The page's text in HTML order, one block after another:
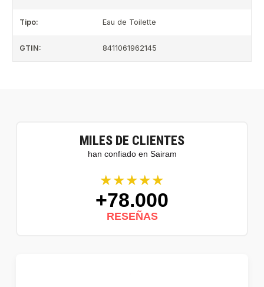
Tipo: Eau de Toilette
GTIN: 8411061962145
MILES DE CLIENTES
han confiado en Sairam
★★★★★
+78.000
RESEÑAS